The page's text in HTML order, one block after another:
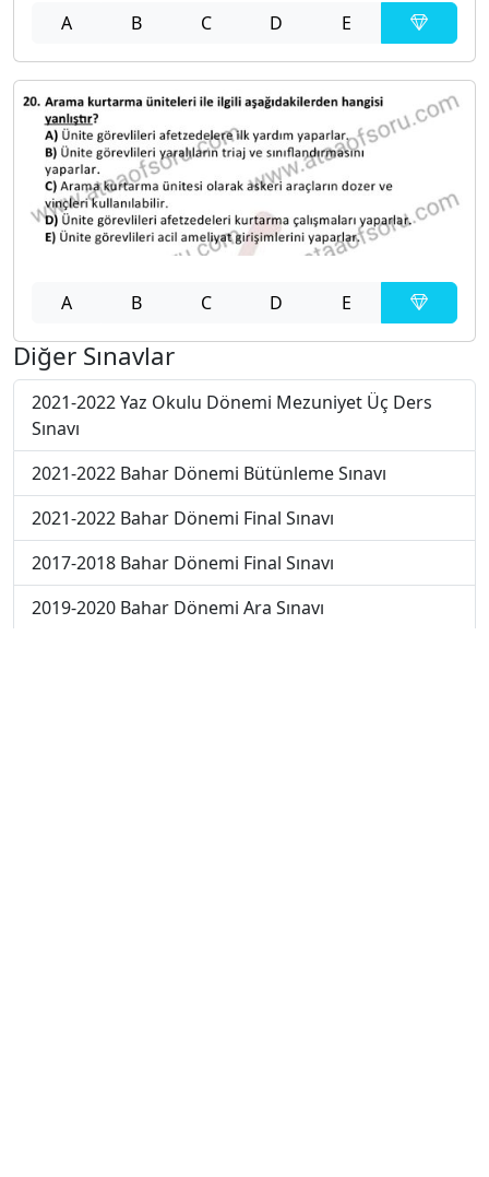
A B C D E
A B C D E
Diğer Sınavlar
2021-2022 Yaz Okulu Dönemi Mezuniyet Üç Ders
Sınavı
2021-2022 Bahar Dönemi Bütünleme Sınavı
2021-2022 Bahar Dönemi Final Sınavı
2017-2018 Bahar Dönemi Final Sınavı
2019-2020 Bahar Dönemi Ara Sınavı